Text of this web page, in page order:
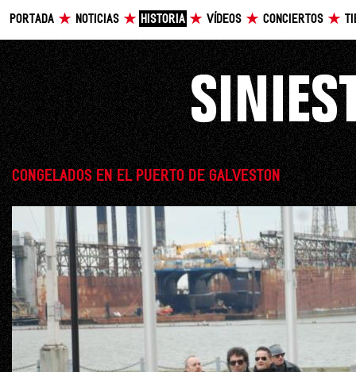
PORTADA NOTICIAS HISTORIA VÍDEOS CONCIERTOS
CONGELADOS EN EL PUERTO DE GALVESTON